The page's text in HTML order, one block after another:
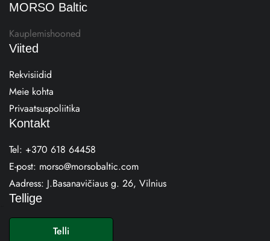
MORSO Baltic
Kauplemishooned
Viited
Rekvisiidid
Meie kohta
Privaatsuspoliitika
Kontakt
Tel: +370 618 64458
E-post: morso@morsobaltic.com
Aadress: J.Basanavičiaus g. 26, Vilnius
Tellige
Telli